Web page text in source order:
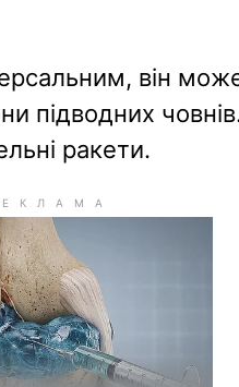
він
підводних
ракети.